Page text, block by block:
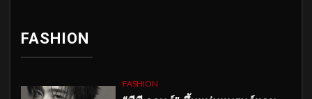
FASHION
FASHION